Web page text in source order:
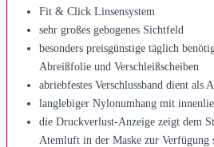
Fit & Click Linsensystem
sehr großes gebogenes Sichtfeld
besonders preisgünstige täglich
Abreißfolie und Verschleißscheiben
abriebfestes Verschlussband dient als
langlebiger Nylonumhang mit
die Druckverlust-Anzeige zeigt dem
Atemluft in der Maske zur Verfügung